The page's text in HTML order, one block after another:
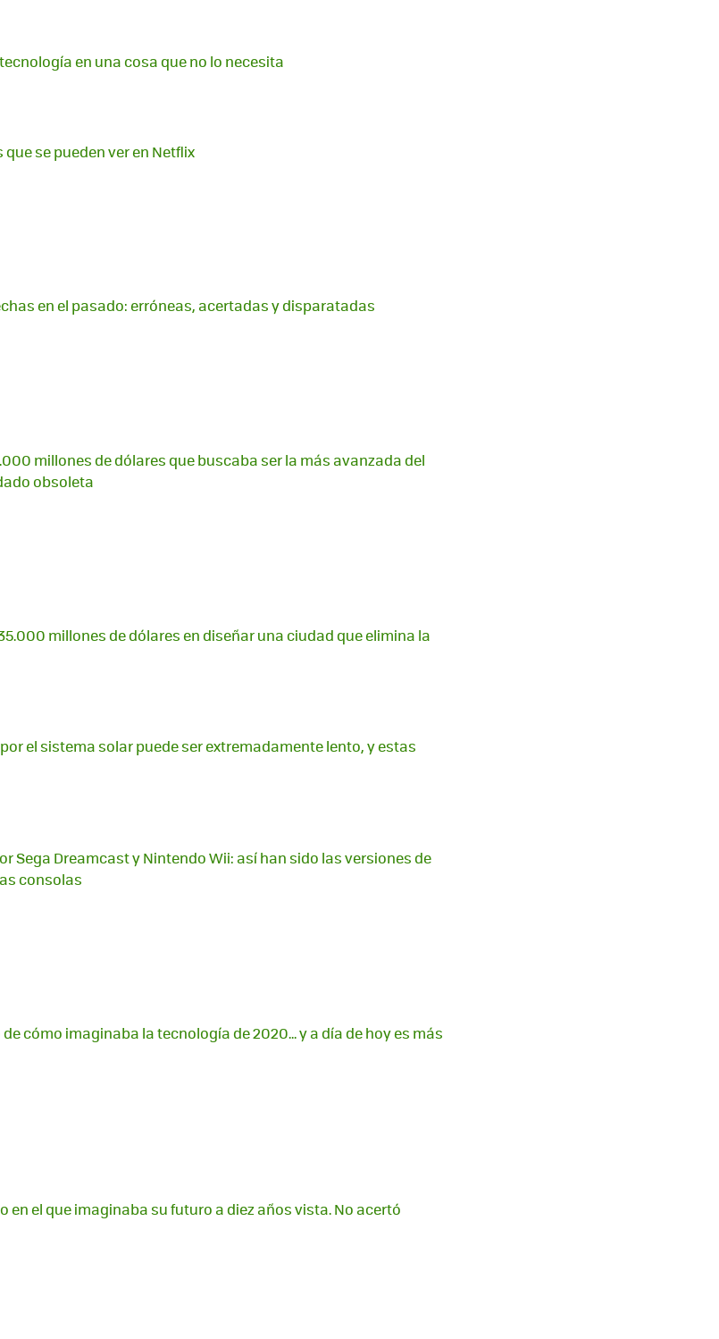
en una cosa que no lo necesita
se pueden ver en Netflix
en el pasado: erróneas, acertadas y disparatadas
millones de dólares que buscaba ser la más avanzada del
obsoleta
millones de dólares en diseñar una ciudad que elimina la
el sistema solar puede ser extremadamente lento, y estas
Sega Dreamcast y Nintendo Wii: así han sido las versiones de
consolas
de cómo imaginaba la tecnología de 2020... y a día de hoy es más
en el que imaginaba su futuro a diez años vista. No acertó